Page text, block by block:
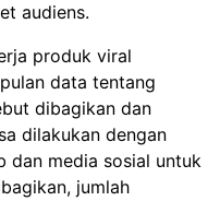
audiens.
produk viral
data tentang
dibagikan dan
dilakukan dengan
dan media sosial untuk
jumlah